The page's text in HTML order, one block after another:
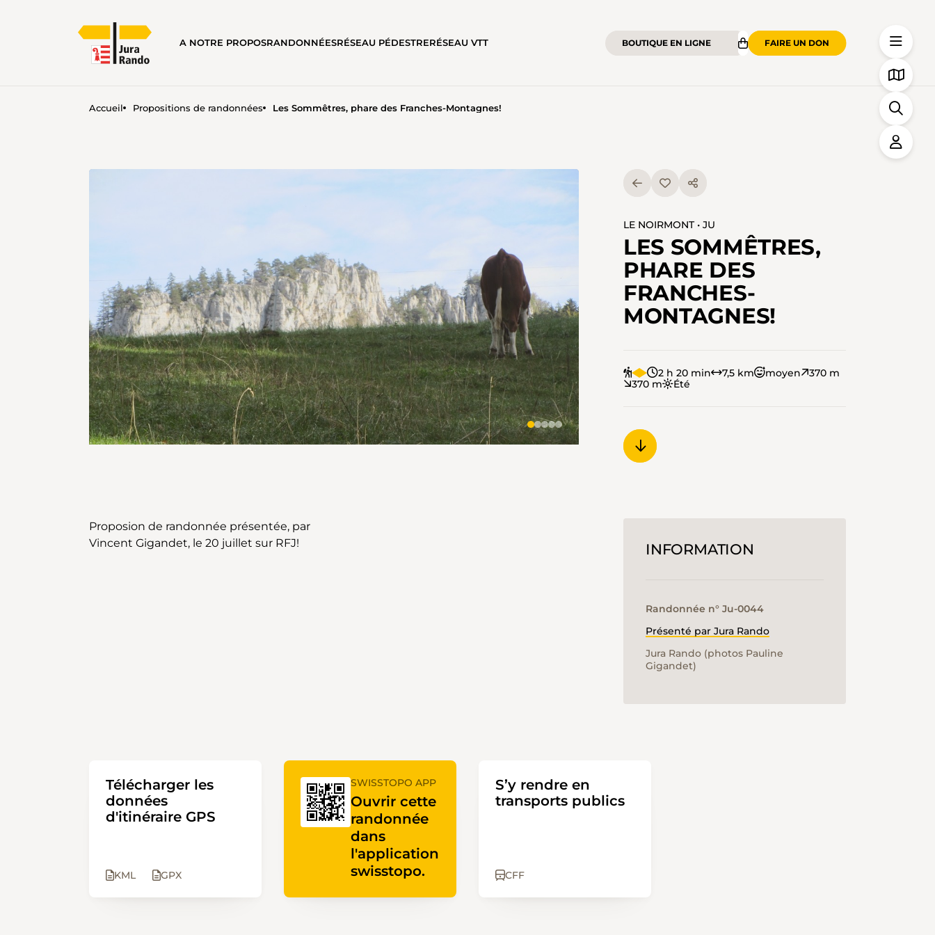
A NOTRE PROPOSRANDONNÉESRÉSEAU PÉDESTRERÉSEAU VTT BOUTIQUE EN LIGNE FAIRE UN DON
Accueil Propositions de randonnées Les Sommêtres, phare des Franches-Montagnes!
LE NOIRMONT • JU
LES SOMMÊTRES,
PHARE DES
FRANCHES-
MONTAGNES!
2 h 20 min 7,5 km moyen
370 m
370 m
Été
Proposion de randonnée présentée, par
Vincent Gigandet, le 20 juillet sur RFJ!
INFORMATION
Randonnée n° Ju-0044
Présenté par Jura Rando
Jura Rando (photos Pauline
Gigandet)
Télécharger les
données
d'itinéraire GPS
KML GPX
SWISSTOPO APP
Ouvrir cette
randonnée
dans
l'application
swisstopo.
S’y rendre en
transports publics
CFF